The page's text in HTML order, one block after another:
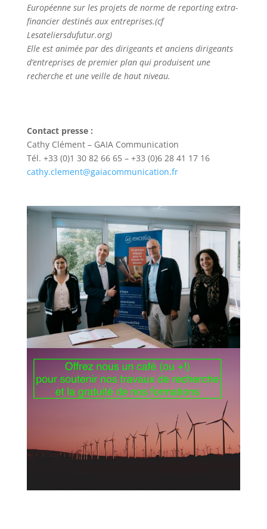
Européenne sur les projets de norme de reporting extra-
financier destinés aux entreprises.(cf
Lesateliersdufutur.org)
Elle est animée par des dirigeants et anciens dirigeants
d’entreprises de premier plan qui produisent une
recherche et une veille de haut niveau.
Contact presse :
Cathy Clément – GAIA Communication
Tél. +33 (0)1 30 82 66 65 – +33 (0)6 28 41 17 16
cathy.clement@gaiacommunication.fr